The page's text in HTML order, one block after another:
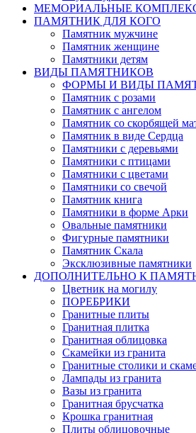
МЕМОРИАЛЬНЫЕ
ПАМЯТНИК ДЛЯ КОГО
Памятник мужчине
Памятник женщине
Памятники детям
ВИДЫ ПАМЯТНИКОВ
ФОРМЫ И ВИДЫ
Памятник с розами
Памятник с ангелом
Памятник со скорбящей
Памятник в виде Сердца
Памятники с деревьями
Памятники с птицами
Памятники с цветами
Памятники со свечой
Памятник книга
Памятники в форме Арки
Овальные памятники
Фигурные памятники
Памятник Скала
Эксклюзивные памятники
ДОПОЛНИТЕЛЬНО К
Цветник на могилу
ПОРЕБРИКИ
Гранитные плиты
Гранитная плитка
Гранитная облицовка
Скамейки из гранита
Гранитные столики и
Лампады из гранита
Вазы из гранита
Гранитная брусчатка
Крошка гранитная
Плиты облицовочные